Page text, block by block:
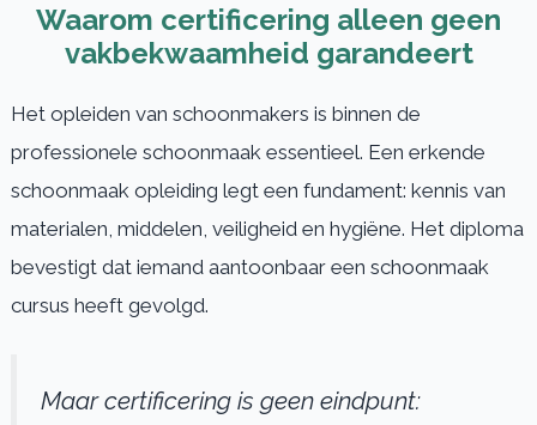
Waarom certificering alleen geen
vakbekwaamheid garandeert
Het opleiden van schoonmakers is binnen de
professionele schoonmaak essentieel. Een erkende
schoonmaak opleiding legt een fundament: kennis van
materialen, middelen, veiligheid en hygiëne. Het diploma
bevestigt dat iemand aantoonbaar een schoonmaak
cursus heeft gevolgd.
Maar certificering is geen eindpunt: